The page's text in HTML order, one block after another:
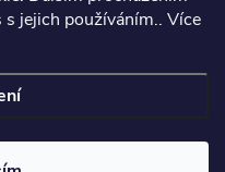
jejich používáním.. Více